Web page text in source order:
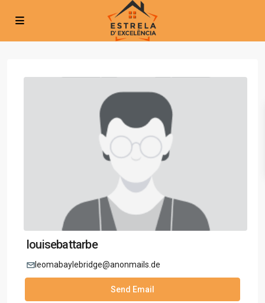
louisebattarbe
leomabaylebridge@anonmails.de
Send Email